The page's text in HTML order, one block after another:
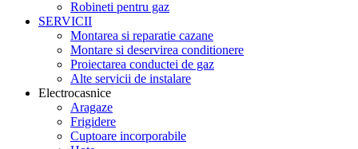
Robineti pentru gaz
SERVICII
Montarea si reparatie cazane
Montare si deservirea conditionere
Proiectarea conductei de gaz
Alte servicii de instalare
Electrocasnice
Aragaze
Frigidere
Cuptoare incorporabile